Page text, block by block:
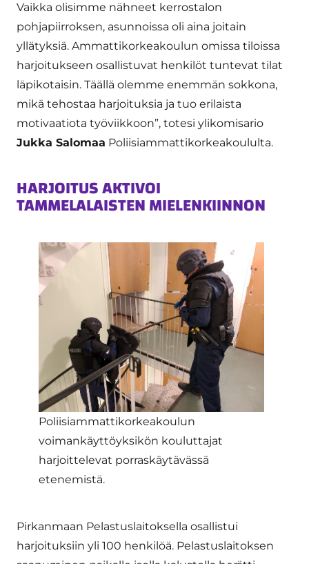
Vaikka olisimme nähneet kerrostalon
pohjapiirroksen, asunnoissa oli aina joitain
yllätyksiä. Ammattikorkeakoulun omissa tiloissa
harjoitukseen osallistuvat henkilöt tuntevat tilat
läpikotaisin. Täällä olemme enemmän sokkona,
mikä tehostaa harjoituksia ja tuo erilaista
motivaatiota työviikkoon”, totesi ylikomisario
Jukka Salomaa Poliisiammattikorkeakoululta.
HARJOITUS AKTIVOI
TAMMELALAISTEN MIELENKIINNON
Poliisiammattikorkeakoulun
voimankäyttöyksikön kouluttajat
harjoittelevat porraskäytävässä
etenemistä.
Pirkanmaan Pelastuslaitoksella osallistui
harjoituksiin yli 100 henkilöä. Pelastuslaitoksen